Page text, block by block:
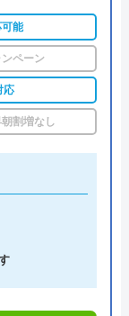
頼りにされて
品目のお家の
住まいのトラ
の被害に遭う
たときに使え
ろも安心で
すし、相見積
可能
ペーン
応
割増なし